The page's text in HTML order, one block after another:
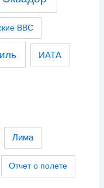
ВВС
ИАТА
Лима
Отчет о полете